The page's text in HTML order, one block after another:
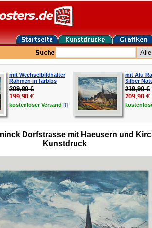
mit Wechselbildhalter
Rahmen in farblos
209,90 €
199,90 €
kostenloserVersand [i]
mit Alu
Silber
219,90 €
209,90 €
Dorfstrasse mit Haeusern und
Kunstdruck